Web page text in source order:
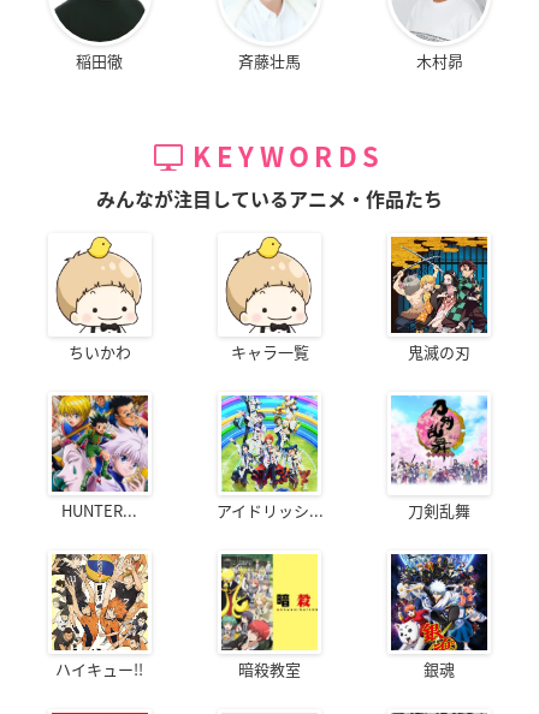
稲田徹 斉藤壮馬 木村昴
KEYWORDS
みんなが注目しているアニメ・作品たち
ちいかわ キャラ一覧 鬼滅の刃
HUNTER... アイドリッシ... 刀剣乱舞
ハイキュー!! 暗殺教室 銀魂